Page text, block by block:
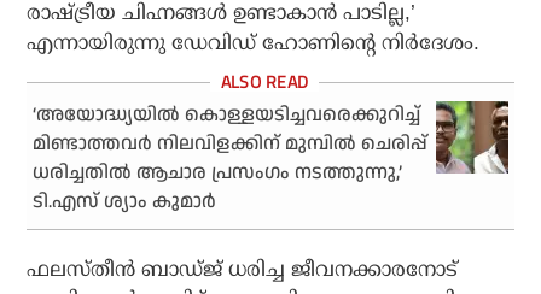
രാഷ്ട്രീയ ചിഹ്നങ്ങള്‍ ഉണ്ടാകാന്‍ പാടില്ല,’
എന്നായിരുന്നു ഡേവിഡ് ഹോണിന്റെ നിര്‍ദേശം.
‘അയോദ്ധ്യയില്‍ കൊള്ളയടിച്ചവരെക്കുറിച്ച്
മിണ്ടാത്തവര്‍ നിലവിളക്കിന് മുമ്പില്‍ ചെരിപ്പ്
ധരിച്ചതില്‍ ആചാര പ്രസംഗം നടത്തുന്നു,’
ടി.എസ് ശ്യാം കുമാര്‍
ഫലസ്തീന്‍ ബാഡ്ജ് ധരിച്ച ജീവനക്കാരനോട്